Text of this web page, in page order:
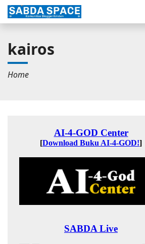
kairos
Home